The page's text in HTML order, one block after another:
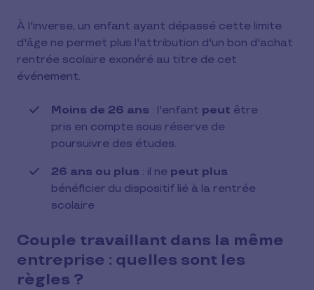
À l'inverse, un enfant ayant dépassé cette limite
d'âge ne permet plus l'attribution d'un bon d'achat
rentrée scolaire exonéré au titre de cet
événement.
Moins de 26 ans : l'enfant peut être
pris en compte sous réserve de
poursuivre des études.
26 ans ou plus : il ne peut plus
bénéficier du dispositif lié à la rentrée
scolaire
Couple travaillant dans la même
entreprise : quelles sont les
règles ?